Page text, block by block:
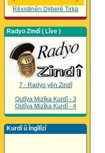
Rêxistinên Dijberê Tirka
Radyo Zindî ( Lîve )
7 - Radyo yên Zindî
Qutîya Mizîka Kurdî - 3
Qutîya Mizîka Kurdî - 4
Kurdî û Îngîlîzî